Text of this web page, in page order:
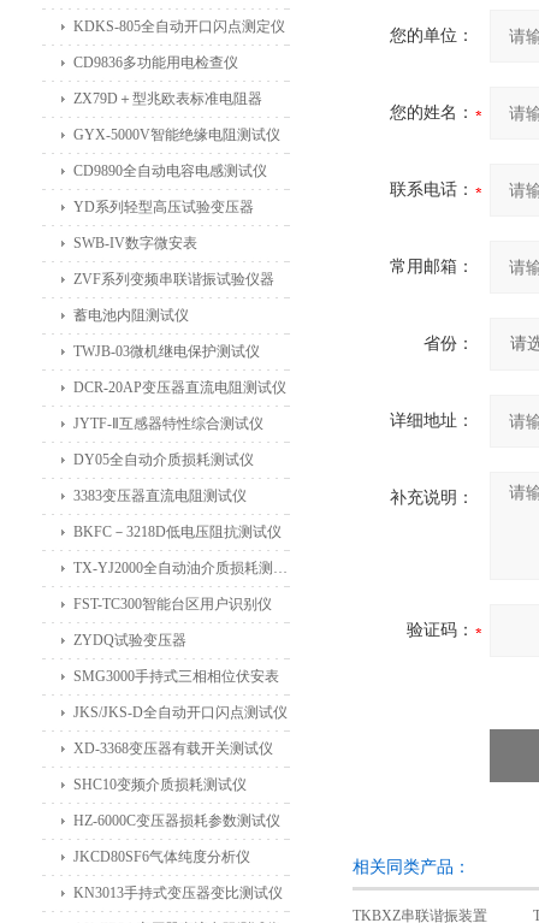
您的单位：
您的姓名：
联系电话：
常用邮箱：
省份：
详细地址：
补充说明：
验证码：
相关同类产品：
TKBXZ串联谐振装置
KDKS-805全自动开口闪点测定仪
CD9836多功能用电检查仪
ZX79D＋型兆欧表标准电阻器
GYX-5000V智能绝缘电阻测试仪
CD9890全自动电容电感测试仪
YD系列轻型高压试验变压器
SWB-IV数字微安表
ZVF系列变频串联谐振试验仪器
蓄电池内阻测试仪
TWJB-03微机继电保护测试仪
DCR-20AP变压器直流电阻测试仪
JYTF-Ⅱ互感器特性综合测试仪
DY05全自动介质损耗测试仪
3383变压器直流电阻测试仪
BKFC－3218D低电压阻抗测试仪
TX-YJ2000全自动油介质损耗测试仪
FST-TC300智能台区用户识别仪
ZYDQ试验变压器
SMG3000手持式三相相位伏安表
JKS/JKS-D全自动开口闪点测试仪
XD-3368变压器有载开关测试仪
SHC10变频介质损耗测试仪
HZ-6000C变压器损耗参数测试仪
JKCD80SF6气体纯度分析仪
KN3013手持式变压器变比测试仪